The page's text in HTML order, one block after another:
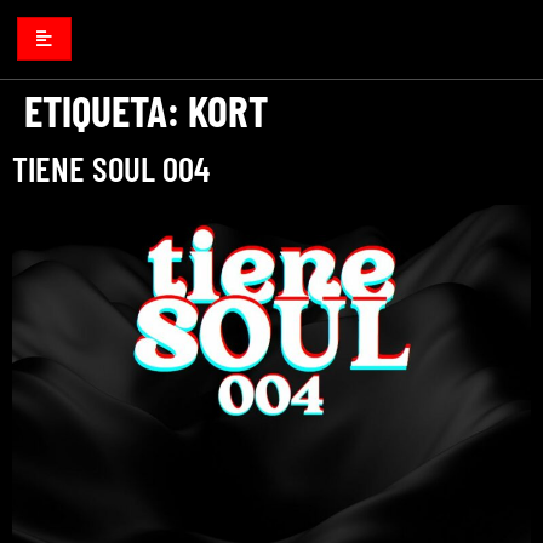
ETIQUETA: KORT
TIENE SOUL 004